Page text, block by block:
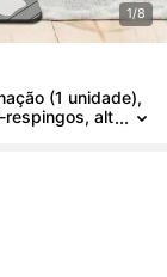
1/8
(1 unidade),
respingos, alt